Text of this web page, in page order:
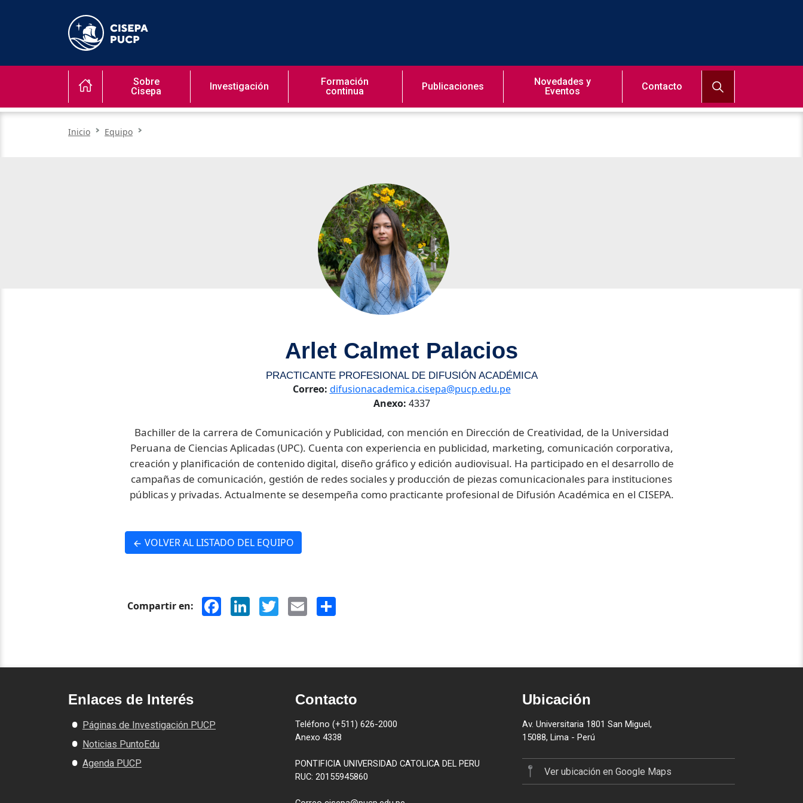
Sobre
Cisepa
Investigación
Formación
continua
Publicaciones
Novedades y
Eventos
Contacto
Inicio Equipo
Arlet Calmet Palacios
PRACTICANTE PROFESIONAL DE DIFUSIÓN ACADÉMICA
Correo: difusionacademica.cisepa@pucp.edu.pe
Anexo: 4337
Bachiller de la carrera de Comunicación y Publicidad, con mención en Dirección de Creatividad, de la Universidad
Peruana de Ciencias Aplicadas (UPC). Cuenta con experiencia en publicidad, marketing, comunicación corporativa,
creación y planificación de contenido digital, diseño gráfico y edición audiovisual. Ha participado en el desarrollo de
campañas de comunicación, gestión de redes sociales y producción de piezas comunicacionales para instituciones
públicas y privadas. Actualmente se desempeña como practicante profesional de Difusión Académica en el CISEPA.
VOLVER AL LISTADO DEL EQUIPO
Compartir en: FacebookLinkedInTwitter Email
Enlaces de Interés
Páginas de Investigación PUCP
Noticias PuntoEdu
Agenda PUCP
Contacto
Teléfono (+511) 626-2000
Anexo 4338
PONTIFICIA UNIVERSIDAD CATOLICA DEL PERU
RUC: 20155945860
Ubicación
Av. Universitaria 1801 San Miguel,
15088, Lima - Perú
Ver ubicación en Google Maps